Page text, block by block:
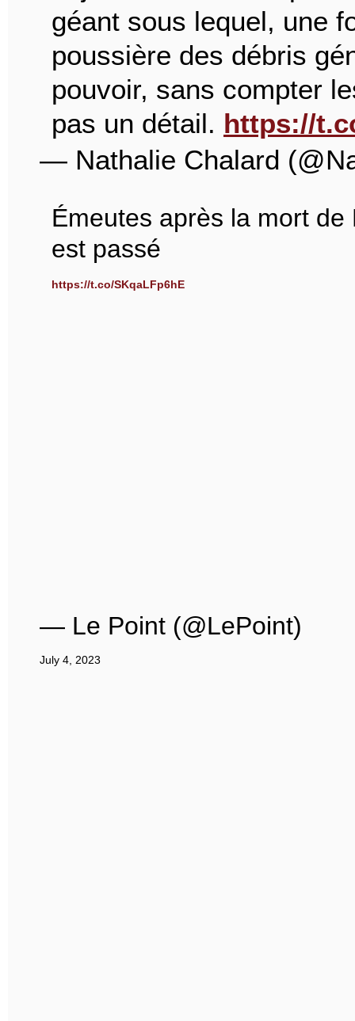
géant sous lequel, une
poussière des débris
pouvoir, sans compter
pas un détail. https://
— Nathalie Chalard
Émeutes après la mort
est passé
https://t.co/SKqaLFp6hE
— Le Point (@LePoint)
July 4, 2023